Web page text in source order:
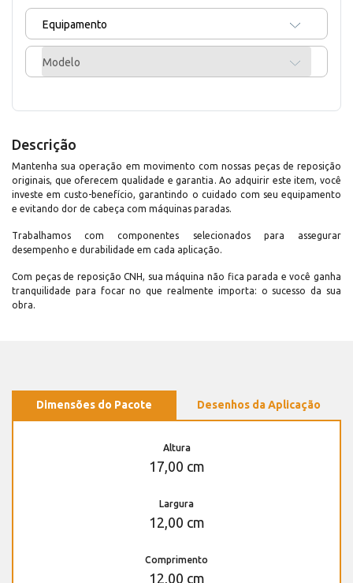
Equipamento
Modelo
Descrição
Mantenha sua operação em movimento com nossas peças de reposição
originais, que oferecem qualidade e garantia. Ao adquirir este item, você
investe em custo-benefício, garantindo o cuidado com seu equipamento
e evitando dor de cabeça com máquinas paradas.
Trabalhamos com componentes selecionados para assegurar
desempenho e durabilidade em cada aplicação.
Com peças de reposição CNH, sua máquina não fica parada e você ganha
tranquilidade para focar no que realmente importa: o sucesso da sua
obra.
Dimensões do Pacote Desenhos da Aplicação
Altura
17,00 cm
Largura
12,00 cm
Comprimento
12,00 cm